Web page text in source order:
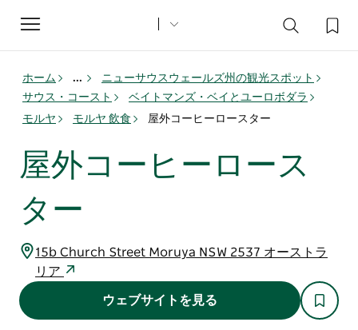
Toggle
navigation
ホーム ...
ニューサウスウェールズ州の観光スポット
サウス・コースト
ベイトマンズ・ベイとユーロボダラ
モルヤ
モルヤ 飲食 屋外コーヒーロースター
屋外コーヒーロース
ター
15b Church Street Moruya NSW 2537 オーストラ
リア
ウェブサイトを見る